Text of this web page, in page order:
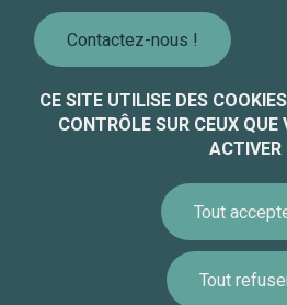
Contactez-nous !
Équipe - Recrutement
Paramétrer les cookies
Politique de gestion des cookies
CE SITE UTILISE DES
CONTRÔLE SUR CEUX
ACTIVER
Tout
Tout